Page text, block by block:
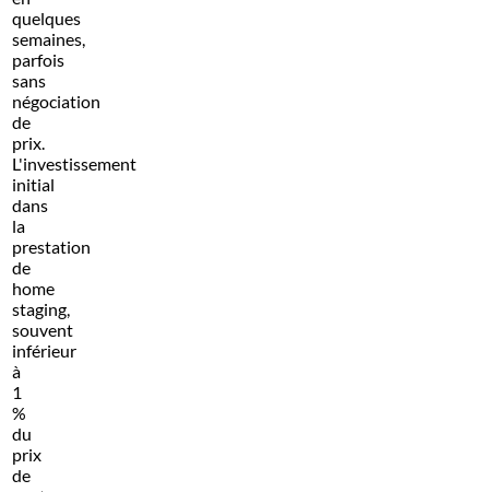
quelques
semaines,
parfois
sans
négociation
de
prix.
L'investissement
initial
dans
la
prestation
de
home
staging,
souvent
inférieur
à
1
%
du
prix
de